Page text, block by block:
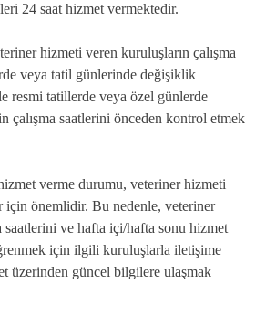
24 saat hizmet vermektedir.
hizmeti veren kuruluşların çalışma
veya tatil günlerinde değişiklik
resmi tatillerde veya özel günlerde
çalışma saatlerini önceden kontrol etmek
verme durumu, veteriner hizmeti
için önemlidir. Bu nedenle, veteriner
ve hafta içi/hafta sonu hizmet
için ilgili kuruluşlarla iletişime
üzerinden güncel bilgilere ulaşmak